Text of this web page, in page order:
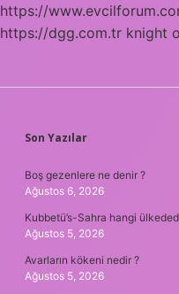
https://
https://dgg.com.tr knight
SIDEBAR
Son Yazılar
Boş gezenlere ne denir ?
Ağustos 6, 2026
Kubbetü’s-Sahra hangi
Ağustos 5, 2026
Avarların kökeni nedir ?
Ağustos 5, 2026